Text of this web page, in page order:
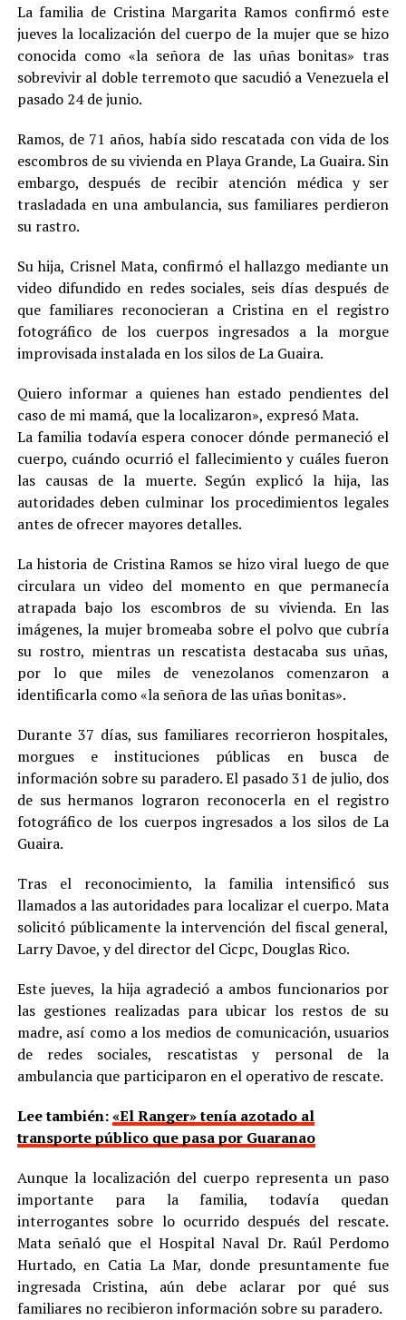
La familia de Cristina Margarita Ramos confirmó este
jueves la localización del cuerpo de la mujer que se hizo
conocida como «la señora de las uñas bonitas» tras
sobrevivir al doble terremoto que sacudió a Venezuela el
pasado 24 de junio.
Ramos, de 71 años, había sido rescatada con vida de los
escombros de su vivienda en Playa Grande, La Guaira. Sin
embargo, después de recibir atención médica y ser
trasladada en una ambulancia, sus familiares perdieron
su rastro.
Su hija, Crisnel Mata, confirmó el hallazgo mediante un
video difundido en redes sociales, seis días después de
que familiares reconocieran a Cristina en el registro
fotográfico de los cuerpos ingresados a la morgue
improvisada instalada en los silos de La Guaira.
Quiero informar a quienes han estado pendientes del
caso de mi mamá, que la localizaron», expresó Mata.
La familia todavía espera conocer dónde permaneció el
cuerpo, cuándo ocurrió el fallecimiento y cuáles fueron
las causas de la muerte. Según explicó la hija, las
autoridades deben culminar los procedimientos legales
antes de ofrecer mayores detalles.
La historia de Cristina Ramos se hizo viral luego de que
circulara un video del momento en que permanecía
atrapada bajo los escombros de su vivienda. En las
imágenes, la mujer bromeaba sobre el polvo que cubría
su rostro, mientras un rescatista destacaba sus uñas,
por lo que miles de venezolanos comenzaron a
identificarla como «la señora de las uñas bonitas».
Durante 37 días, sus familiares recorrieron hospitales,
morgues e instituciones públicas en busca de
información sobre su paradero. El pasado 31 de julio, dos
de sus hermanos lograron reconocerla en el registro
fotográfico de los cuerpos ingresados a los silos de La
Guaira.
Tras el reconocimiento, la familia intensificó sus
llamados a las autoridades para localizar el cuerpo. Mata
solicitó públicamente la intervención del fiscal general,
Larry Davoe, y del director del Cicpc, Douglas Rico.
Este jueves, la hija agradeció a ambos funcionarios por
las gestiones realizadas para ubicar los restos de su
madre, así como a los medios de comunicación, usuarios
de redes sociales, rescatistas y personal de la
ambulancia que participaron en el operativo de rescate.
Lee también:«El Ranger» tenía azotado al
transporte público que pasa por Guaranao
Aunque la localización del cuerpo representa un paso
importante para la familia, todavía quedan
interrogantes sobre lo ocurrido después del rescate.
Mata señaló que el Hospital Naval Dr. Raúl Perdomo
Hurtado, en Catia La Mar, donde presuntamente fue
ingresada Cristina, aún debe aclarar por qué sus
familiares no recibieron información sobre su paradero.